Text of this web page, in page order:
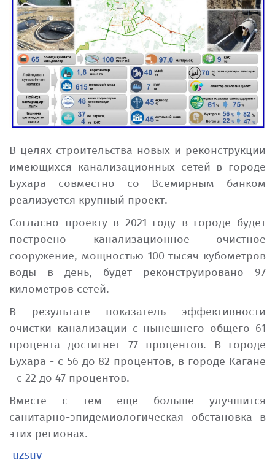
Гендерное равенство
Общественный совет
Борьба с коррупцией
Вакансии
Наблюдательный совет
индикатор эффективности
Дивиденды
Отчеты
Устав
Публикации об эмиссии
Важные факты
Государственно-частное
Соблюдай или объясняй
Список аффилированных
лиц
НОРМАТИВНАЯ
Законы
Узбекистан
Постановления Кабинета
ПРЕСС-ЦЕНТР
В целях строительства новых и реконструкции
имеющихся канализационных сетей в городе
Бухара совместно со Всемирным банком
реализуется крупный проект.
Согласно проекту в 2021 году в городе будет
построено канализационное очистное
сооружение, мощностью 100 тысяч кубометров
воды в день, будет реконструировано 97
километров сетей.
В результате показатель эффективности
очистки канализации с нынешнего общего 61
процента достигнет 77 процентов. В городе
Бухара - с 56 до 82 процентов, в городе Кагане
- с 22 до 47 процентов.
Вместе с тем еще больше улучшится
санитарно-эпидемиологическая обстановка в
этих регионах.
uzsuv